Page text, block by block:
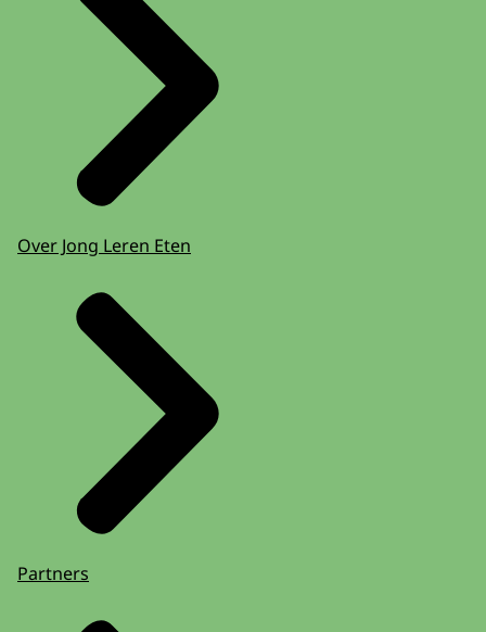
Over Jong Leren Eten
Partners